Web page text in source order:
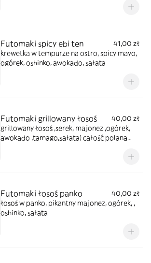
Futomaki spicy ebi ten
41,00 zł
krewetka w tempurze na ostro, spicy mayo,
ogórek, oshinko, awokado, sałata
Futomaki grillowany łosoś
40,00 zł
grillowany łosoś ,serek, majonez ,ogórek,
awokado ,tamago,sałata) całość polana
Futomaki łosoś panko
40,00 zł
łosoś w panko, pikantny majonez, ogórek, ,
oshinko, sałata